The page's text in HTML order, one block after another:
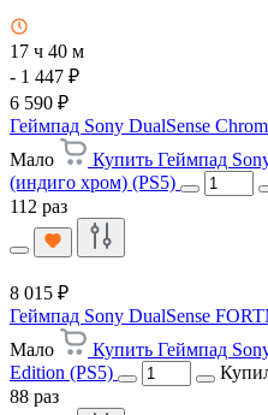
17 ч 40 м
- 1 447 ₽
6 590 ₽
Геймпад Sony DualSense
Мало
Купить Геймпад
(индиго хром) (PS5)
112 раз
8 015 ₽
Геймпад Sony DualSense
Мало
Купить Геймпад
Edition (PS5)
88 раз